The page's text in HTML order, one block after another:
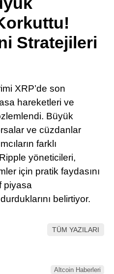
TikTok
Pinterest
Stratejileri
XRP’de son
hareketleri ve
Büyük
ve cüzdanlar
farklı
yöneticileri,
için pratik faydasını
piyasa
belirtiyor.
TÜM YAZILARI
Altcoin Haberleri